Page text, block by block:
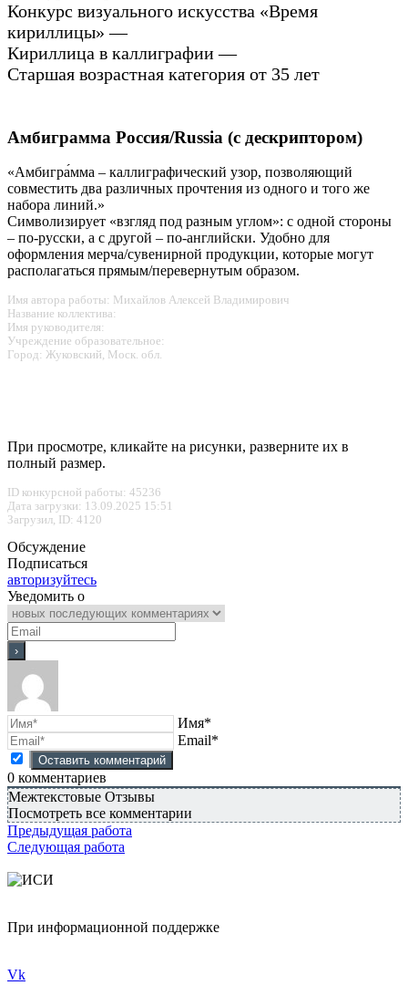
Конкурс визуального искусства «Время
кириллицы» —
Кириллица в каллиграфии —
Старшая возрастная категория от 35 лет
Амбиграмма Россия/Russia (с дескриптором)
«Амбигра́мма – каллиграфический узор, позволяющий
совместить два различных прочтения из одного и того же
набора линий.»
Символизирует «взгляд под разным углом»: с одной стороны
– по-русски, а с другой – по-английски. Удобно для
оформления мерча/сувенирной продукции, которые могут
располагаться прямым/перевернутым образом.
Имя автора работы: Михайлов Алексей Владимирович
Название коллектива:
Имя руководителя:
Учреждение образовательное:
Город: Жуковский, Моск. обл.
При просмотре, кликайте на рисунки, разверните их в
полный размер.
ID конкурсной работы: 45236
Дата загрузки: 13.09.2025 15:51
Загрузил, ID: 4120
Обсуждение
Подписаться
авторизуйтесь
Уведомить о
Имя*
Email*
0 комментариев
Межтекстовые Отзывы
Посмотреть все комментарии
Предыдущая работа
Следующая работа
При информационной поддержке
Vk